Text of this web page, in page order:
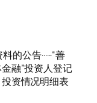
公告······“善
金融”投资人登记
投资情况明细表